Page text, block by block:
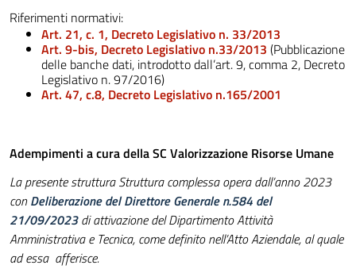
Riferimenti normativi:
Art. 21, c. 1, Decreto Legislativo n. 33/2013
Art. 9-bis, Decreto Legislativo n.33/2013 (Pubblicazione
delle banche dati, introdotto dall’art. 9, comma 2, Decreto
Legislativo n. 97/2016)
Art. 47, c.8, Decreto Legislativo n.165/2001
Adempimenti a cura della SC Valorizzazione Risorse Umane
La presente struttura Struttura complessa opera dall’anno 2023
conDeliberazione del Direttore Generale n.584 del
21/09/2023 di attivazione del Dipartimento Attività
Amministrativa e Tecnica, come definito nell’Atto Aziendale, al quale
ad essa afferisce.